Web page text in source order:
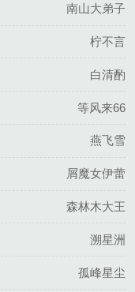
南山大弟子
柠不言
白清酌
等风来66
燕飞雪
屑魔女伊蕾
森林木大王
溯星洲
孤峰星尘